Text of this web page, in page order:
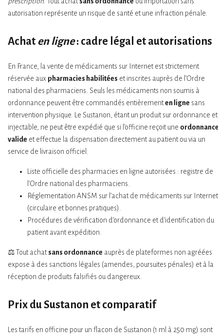
autorisation représente un risque de santé et une infraction pénale.
Achat en ligne: cadre légal et autorisations
En France, la vente de médicaments sur Internet est strictement
réservée aux pharmacies habilitées et inscrites auprès de l’Ordre
national des pharmaciens. Seuls les médicaments non soumis à
ordonnance peuvent être commandés entièrementen ligne sans
intervention physique. Le Sustanon, étant un produit sur ordonnance et
injectable, ne peut être expédié que si l’officine reçoit une
valide et effectue la dispensation directement au patient ou via un
service de livraison officiel.
Liste officielle des pharmacies en ligne autorisées : registre de
l’Ordre national des pharmaciens.
Réglementation ANSM sur l’achat de médicaments sur Internet
(circulaire et bonnes pratiques).
Procédures de vérification d’ordonnance et d’identification du
patient avant expédition.
⚖️ Tout achatsans ordonnance auprès de plateformes non agréées
expose à des sanctions légales (amendes, poursuites pénales) et à la
réception de produits falsifiés ou dangereux.
Prix du Sustanon et comparatif
Les tarifs en officine pour un flacon de Sustanon (1 ml à 250 mg) sont